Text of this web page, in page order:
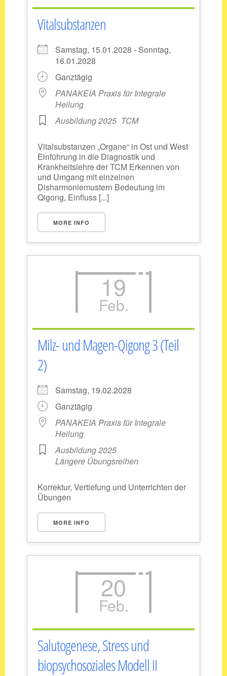
Vitalsubstanzen
Samstag, 15.01.2028 - Sonntag,
16.01.2028
Ganztägig
PANAKEIA Praxis für Integrale
Heilung
Ausbildung 2025 TCM
Vitalsubstanzen „Organe“ in Ost und West
Einführung in die Diagnostik und
Krankheitslehre der TCM Erkennen von
und Umgang mit einzelnen
Disharmoniemustern Bedeutung im
Qigong, Einfluss [...]
MORE INFO
19
Feb.
Milz- und Magen-Qigong 3 (Teil
2)
Samstag, 19.02.2028
Ganztägig
PANAKEIA Praxis für Integrale
Heilung
Ausbildung 2025
Längere Übungsreihen
Korrektur, Vertiefung und Unterrichten der
Übungen
MORE INFO
20
Feb.
Salutogenese, Stress und
biopsychosoziales Modell II